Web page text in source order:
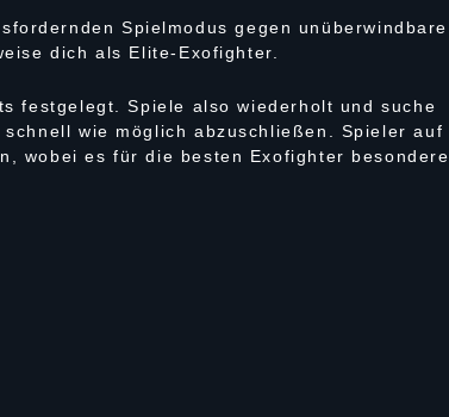
Spielmodus gegen unüberwindbare
dich als Elite-Exofighter.
festgelegt. Spiele also wiederholt und suche
wie möglich abzuschließen. Spieler auf
wobei es für die besten Exofighter besondere